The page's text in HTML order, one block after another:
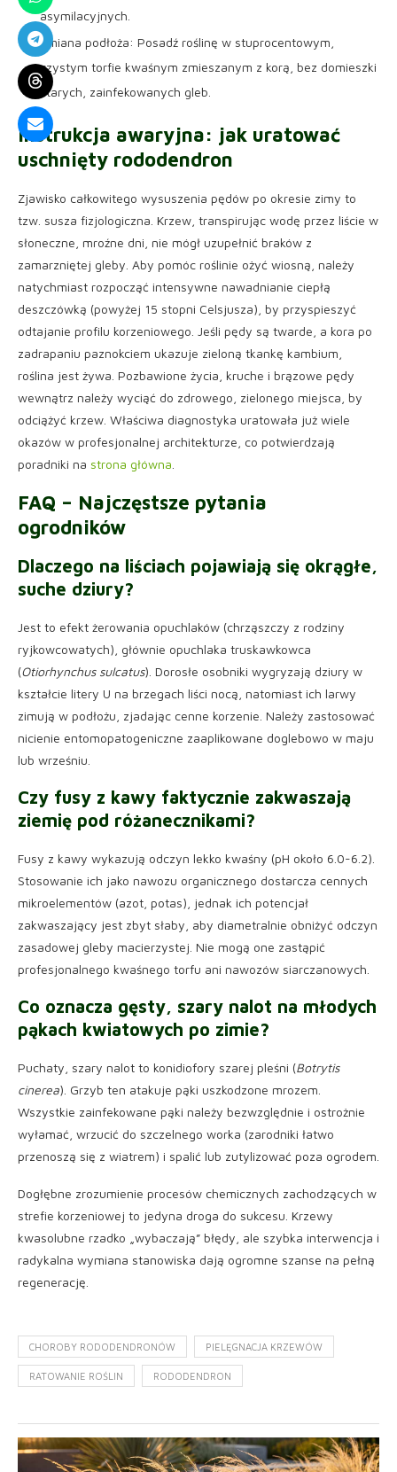
asymilacyjnych.
Zmiana podłoża: Posadź roślinę w stuprocentowym,
czystym torfie kwaśnym zmieszanym z korą, bez domieszki
starych, zainfekowanych gleb.
Instrukcja awaryjna: jak uratować
uschnięty rododendron
Zjawisko całkowitego wysuszenia pędów po okresie zimy to
tzw. susza fizjologiczna. Krzew, transpirując wodę przez liście w
słoneczne, mroźne dni, nie mógł uzupełnić braków z
zamarzniętej gleby. Aby pomóc roślinie ożyć wiosną, należy
natychmiast rozpocząć intensywne nawadnianie ciepłą
deszczówką (powyżej 15 stopni Celsjusza), by przyspieszyć
odtajanie profilu korzeniowego. Jeśli pędy są twarde, a kora po
zadrapaniu paznokciem ukazuje zieloną tkankę kambium,
roślina jest żywa. Pozbawione życia, kruche i brązowe pędy
wewnątrz należy wyciąć do zdrowego, zielonego miejsca, by
odciążyć krzew. Właściwa diagnostyka uratowała już wiele
okazów w profesjonalnej architekturze, co potwierdzają
poradniki na strona główna
FAQ – Najczęstsze pytania
ogrodników
Dlaczego na liściach pojawiają się okrągłe,
suche dziury?
Jest to efekt żerowania opuchlaków (chrząszczy z rodziny
ryjkowcowatych), głównie opuchlaka truskawkowca
(Otiorhynchus sulcatus). Dorosłe osobniki wygryzają dziury w
kształcie litery U na brzegach liści nocą, natomiast ich larwy
zimują w podłożu, zjadając cenne korzenie. Należy zastosować
nicienie entomopatogeniczne zaaplikowane doglebowo w maju
lub wrześniu.
Czy fusy z kawy faktycznie zakwaszają
ziemię pod różanecznikami?
Fusy z kawy wykazują odczyn lekko kwaśny (pH około 6.0-6.2).
Stosowanie ich jako nawozu organicznego dostarcza cennych
mikroelementów (azot, potas), jednak ich potencjał
zakwaszający jest zbyt słaby, aby diametralnie obniżyć odczyn
zasadowej gleby macierzystej. Nie mogą one zastąpić
profesjonalnego kwaśnego torfu ani nawozów siarczanowych.
Co oznacza gęsty, szary nalot na młodych
pąkach kwiatowych po zimie?
Puchaty, szary nalot to konidiofory szarej pleśni (Botrytis
cinerea). Grzyb ten atakuje pąki uszkodzone mrozem.
Wszystkie zainfekowane pąki należy bezwzględnie i ostrożnie
wyłamać, wrzucić do szczelnego worka (zarodniki łatwo
przenoszą się z wiatrem) i spalić lub zutylizować poza ogrodem.
Dogłębne zrozumienie procesów chemicznych zachodzących w
strefie korzeniowej to jedyna droga do sukcesu. Krzewy
kwasolubne rzadko „wybaczają” błędy, ale szybka interwencja i
radykalna wymiana stanowiska dają ogromne szanse na pełną
regenerację.
CHOROBY RODODENDRONÓW PIELĘGNACJA KRZEWÓW
RATOWANIE ROŚLIN RODODENDRON